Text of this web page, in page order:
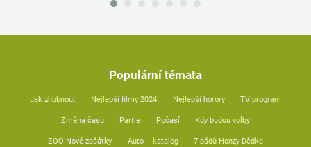
Populární témata
Jak zhubnout Nejlepší filmy 2024 Nejlepší horory TV program
Změna času Partie Počasí Kdy budou volby
ZOO Nové začátky Auto – katalog 7 pádů Honzy Dědka